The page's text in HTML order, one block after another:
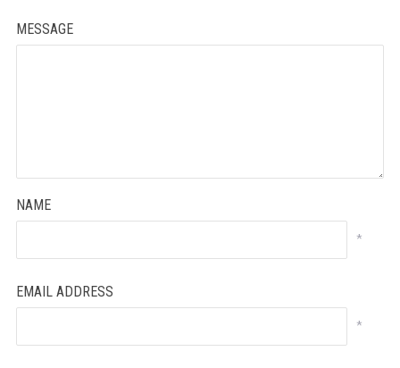
MESSAGE
NAME
*
EMAIL ADDRESS
*